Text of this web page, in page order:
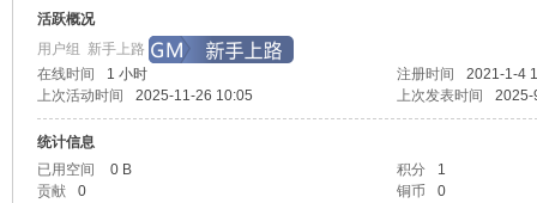
活跃概况
用户组 新手上路
在线时间
1 小时 注册时间
2021-1-4
上次活动时间
2025-11-26 10:05 上次发表时间 2025-
统计信息
已用空间
0 B 积分
1
贡献
0 铜币 0